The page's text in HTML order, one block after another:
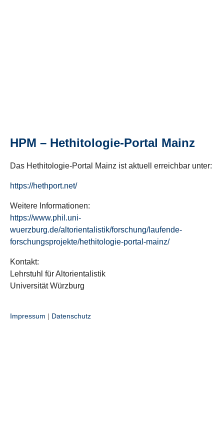
HPM – Hethitologie-Portal Mainz
Das Hethitologie-Portal Mainz ist aktuell erreichbar unter:
https://hethport.net/
Weitere Informationen:
https://www.phil.uni-
wuerzburg.de/altorientalistik/forschung/laufende-
forschungsprojekte/hethitologie-portal-mainz/
Kontakt:
Lehrstuhl für Altorientalistik
Universität Würzburg
Impressum | Datenschutz